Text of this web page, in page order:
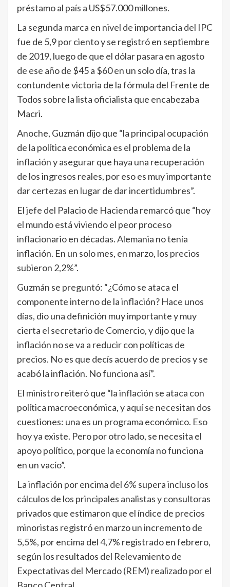
préstamo al país a US$57.000 millones.
La segunda marca en nivel de importancia del IPC
fue de 5,9 por ciento y se registró en septiembre
de 2019, luego de que el dólar pasara en agosto
de ese año de $45 a $60 en un solo día, tras la
contundente victoria de la fórmula del Frente de
Todos sobre la lista oficialista que encabezaba
Macri.
Anoche, Guzmán dijo que “la principal ocupación
de la política económica es el problema de la
inflación y asegurar que haya una recuperación
de los ingresos reales, por eso es muy importante
dar certezas en lugar de dar incertidumbres”.
El jefe del Palacio de Hacienda remarcó que “hoy
el mundo está viviendo el peor proceso
inflacionario en décadas. Alemania no tenía
inflación. En un solo mes, en marzo, los precios
subieron 2,2%”.
Guzmán se preguntó: “¿Cómo se ataca el
componente interno de la inflación? Hace unos
días, dio una definición muy importante y muy
cierta el secretario de Comercio, y dijo que la
inflación no se va a reducir con políticas de
precios. No es que decís acuerdo de precios y se
acabó la inflación. No funciona así”.
El ministro reiteró que “la inflación se ataca con
política macroeconómica, y aquí se necesitan dos
cuestiones: una es un programa económico. Eso
hoy ya existe. Pero por otro lado, se necesita el
apoyo político, porque la economía no funciona
en un vacío”.
La inflación por encima del 6% supera incluso los
cálculos de los principales analistas y consultoras
privados que estimaron que el índice de precios
minoristas registró en marzo un incremento de
5,5%, por encima del 4,7% registrado en febrero,
según los resultados del Relevamiento de
Expectativas del Mercado (REM) realizado por el